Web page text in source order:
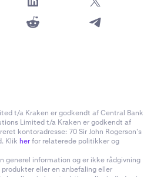
t/a Kraken er godkendt af Central Bank
Limited t/a Kraken er godkendt af
kontoradresse: 70 Sir John Rogerson’s
Klik herfor relaterede politikker og
generel information og er ikke rådgivning
eller en anbefaling eller